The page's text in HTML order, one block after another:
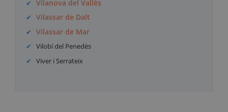
Vilanova del Vallès
Vilassar de Dalt
Vilassar de Mar
Vilobí del Penedès
Viver i Serrateix